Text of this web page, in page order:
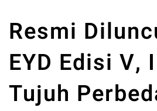
Resmi
EYD Edisi V,
Tujuh